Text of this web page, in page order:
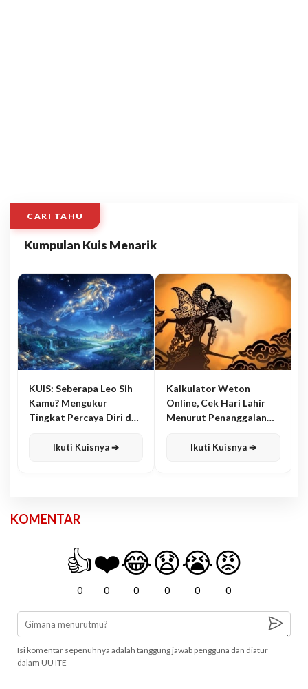
CARI TAHU
Kumpulan Kuis Menarik
KUIS: Seberapa Leo Sih
Kamu? Mengukur
Tingkat Percaya Diri dan
Ikuti Kuisnya ➔
Kalkulator Weton
Online, Cek Hari Lahir
Menurut Penanggalan
Ikuti Kuisnya ➔
KOMENTAR
👍
0
❤️
0
😂
0
😧
0
😭
0
😡
0
Isi komentar sepenuhnya adalah tanggung jawab pengguna dan diatur
dalam UU ITE